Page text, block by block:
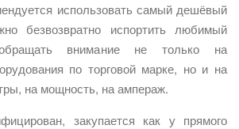
использовать самый дешёвый
безвозвратно испортить любимый
внимание не только на
по торговой марке, но и на
на мощность, на ампераж.
закупается как у прямого